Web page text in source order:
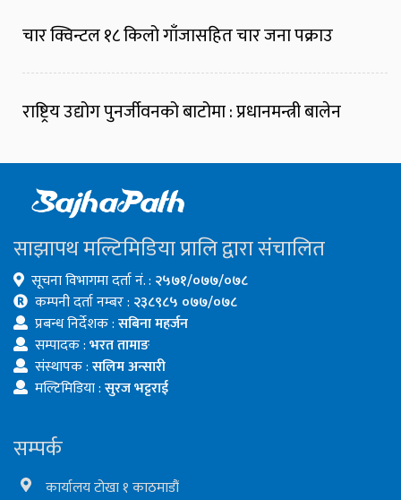
चार क्विन्टल १८ किलो गाँजासहित चार जना पक्राउ
राष्ट्रिय उद्योग पुनर्जीवनको बाटोमा : प्रधानमन्त्री बालेन
साझापथ मल्टिमिडिया प्रालि द्वारा संचालित
सूचना विभागमा दर्ता नं. : २५७१/०७७/०७८
कम्पनी दर्ता नम्बर : २३८९८५ ०७७/०७८
प्रबन्ध निर्देशक :सबिना महर्जन
सम्पादक :भरत तामाङ
संस्थापक :सलिम अन्सारी
मल्टिमिडिया :सुरज भट्टराई
सम्पर्क
कार्यालय टोखा १ काठमाडौं